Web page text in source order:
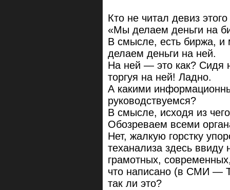
Кто не читал девиз
«Мы делаем деньги на
В смысле, есть биржа, и
делаем деньги на ней.
На ней — это как? Сидя
торгуя на ней! Ладно.
А какими
руководствуемся?
В смысле, исходя из
Обозреваем всеми
Нет, жалкую горстку
теханализа здесь
грамотных,
что написано (в СМИ —
так ли это?